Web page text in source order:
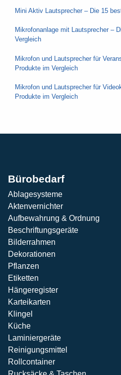
Mini Aktiv Lautsprecher – Die 15
Mikrofonanlage mit Lautsprecher –
Vergleich
Mikrofon und Lautsprecher für
Produkte im Vergleich
Mikrofon und Lautsprecher für
Produkte im Vergleich
Bürobedarf
Ablagesysteme
Aktenvernichter
Aufbewahrung & Ordnung
Beschriftungsgeräte
Bilderrahmen
Dekorationen
Pflanzen
Etiketten
Hängeregister
Karteikarten
Klingel
Küche
Laminiergeräte
Reinigungsmittel
Rollcontainer